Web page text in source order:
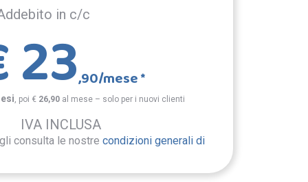
in c/c
,90/mese *
poi € 26,90 al mese – solo per i nuovi clienti
IVA INCLUSA
consulta le nostre condizioni generali di